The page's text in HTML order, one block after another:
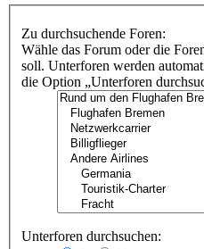
Zu durchsuchende Foren:
Wähle das Forum oder die
soll. Unterforen werden
die Option „Unterforen
Unterforen durchsuchen: